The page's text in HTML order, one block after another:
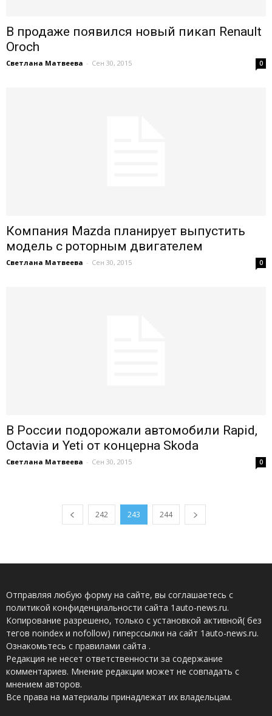
В продаже появился новый пикап Renault
Oroch
Светлана Матвеева - Сен 30, 2015 0
Компания Mazda планирует выпустить
модель с роторным двигателем
Светлана Матвеева - Сен 30, 2015 0
В России подорожали автомобили Rapid,
Octavia и Yeti от концерна Skoda
Светлана Матвеева - Сен 30, 2015 0
242 243 244
Отправляя любую форму на сайте, вы соглашаетесь с
политикой конфиденциальности сайта 1auto-news.ru.
Копирование разрешено, только с установкой активной( без
тегов noindex и nofollow) гиперссылки на сайт 1auto-news.ru.
Ознакомьтесь с правилами сайта .
Редакция не несет ответственности за содержание
комментариев. Мнение редакции может не совпадать с
мнением авторов.
Все права на материалы принадлежат их владельцам.